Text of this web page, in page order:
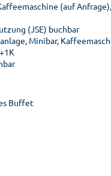
(auf
(JSE) buchbar
Minibar,
Buffet